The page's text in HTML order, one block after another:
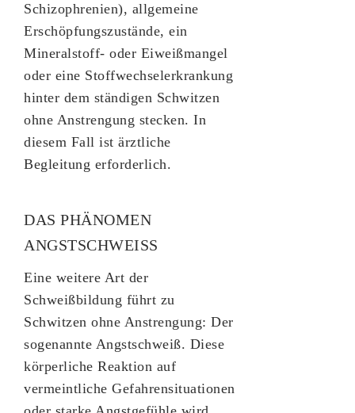
Schizophrenien), allgemeine
Erschöpfungszustände, ein
Mineralstoff- oder Eiweißmangel
oder eine Stoffwechselerkrankung
hinter dem ständigen Schwitzen
ohne Anstrengung stecken. In
diesem Fall ist ärztliche
Begleitung erforderlich.
DAS PHÄNOMEN
ANGSTSCHWEISS
Eine weitere Art der
Schweißbildung führt zu
Schwitzen ohne Anstrengung: Der
sogenannte Angstschweiß. Diese
körperliche Reaktion auf
vermeintliche Gefahrensituationen